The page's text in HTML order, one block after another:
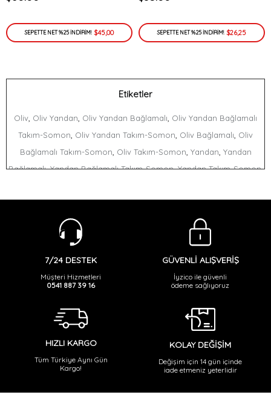
SEPETTE NET %25 İNDİRİM! $45,00 SEPETTE NET %25 İNDİRİM! $26,25
Etiketler
Oliv, Oliv Yandan, Oliv Yandan Bağlamalı, Oliv Yandan Bağlamalı
Takım-Somon, Oliv Yandan Takım-Somon, Oliv Bağlamalı, Oliv
Bağlamalı Takım-Somon, Oliv Takım-Somon, Yandan, Yandan
Bağlamalı, Yandan Bağlamalı Takım-Somon, Yandan Takım-Somon,
7/24 DESTEK
Müşteri Hizmetleri
0541 887 39 16
GÜVENLİ ALIŞVERİŞ
İyzico ile güvenli
ödeme sağlıyoruz
HIZLI KARGO
Tüm Türkiye Aynı Gün
Kargo!
KOLAY DEĞİŞİM
Değişim için 14 gün içinde
iade etmeniz yeterlidir